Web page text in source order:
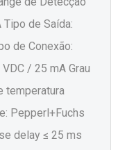
Tipo de Saída:
de Conexão:
/ 25 mA Grau
temperatura
Pepperl+Fuchs
delay ≤ 25 ms